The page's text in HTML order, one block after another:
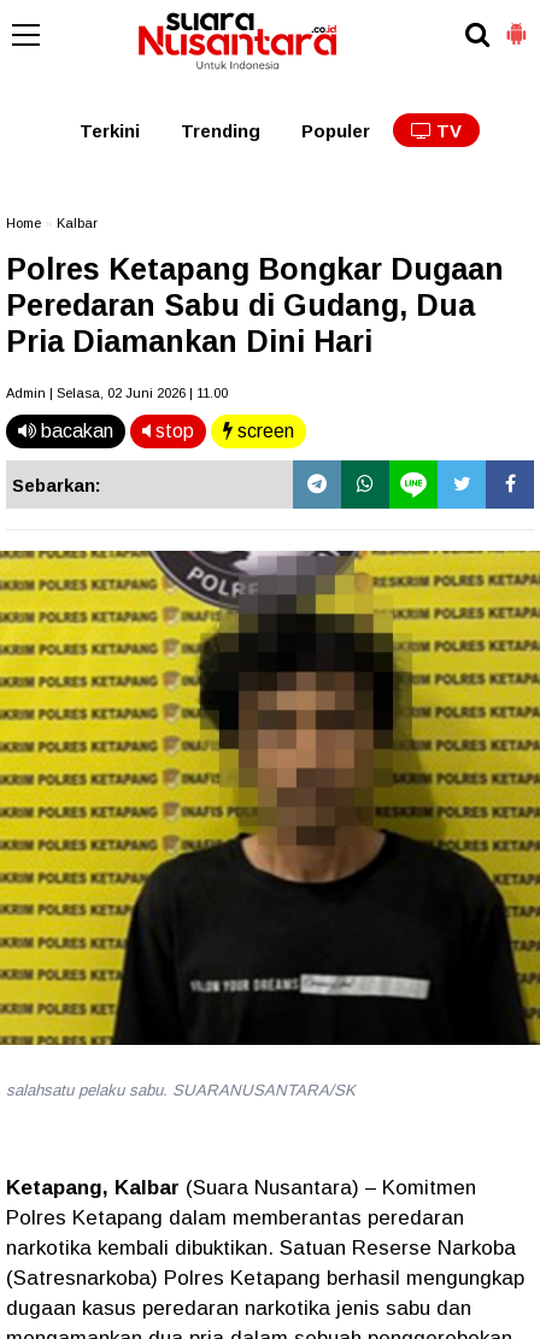
Kalbar Kalteng
Terkini Trending Populer TV
Home Kalbar
Polres Ketapang Bongkar Dugaan
Peredaran Sabu di Gudang, Dua
Pria Diamankan Dini Hari
Admin | Selasa, 02 Juni 2026 | 11.00
bacakan stop screen
Sebarkan:
salahsatu pelaku sabu. SUARANUSANTARA/SK
Ketapang, Kalbar (Suara Nusantara) – Komitmen
Polres Ketapang dalam memberantas peredaran
narkotika kembali dibuktikan. Satuan Reserse Narkoba
(Satresnarkoba) Polres Ketapang berhasil mengungkap
dugaan kasus peredaran narkotika jenis sabu dan